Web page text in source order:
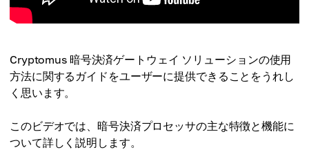
Cryptomus 暗号決済ゲートウェイ ソリューションの使用
方法に関するガイドをユーザーに提供できることをうれし
く思います。
このビデオでは、暗号決済プロセッサの主な特徴と機能に
ついて詳しく説明します。